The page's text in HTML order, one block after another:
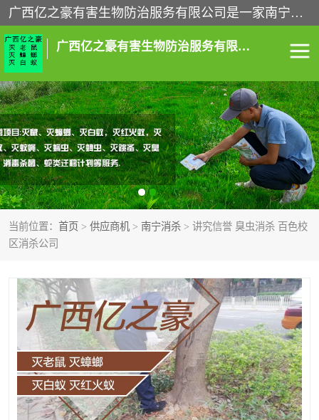
广西亿之豪有害生物防治服务有限公司是一家南宁灭鼠公司、灭蟑螂公司，南宁杀虫公司，南宁除虫公司，南宁灭跳蚤公司，南宁灭白蚁公司，南宁除四害公司,广西亿之豪有害生物防治服务有限公司专业灭蟑螂,除臭虫,其他害虫,服务上门,安全环保,售后保障,一次消杀，竭诚为您服务.
广西亿之豪有害生物防治服务有限公司
当前位置： 首页 > 供应商机 > 南宁消杀 > 讲究信誉 臭虫消杀 百色校
区消杀公司
南宁灭白蚁 南宁灭老鼠
南宁灭蟑螂 南宁杀虫
南宁除四害 南宁消杀
南宁除虫公司